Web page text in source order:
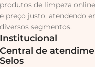
produtos de limpeza
e preço justo, atendendo
diversos segmentos.
Institucional
Central de
Selos